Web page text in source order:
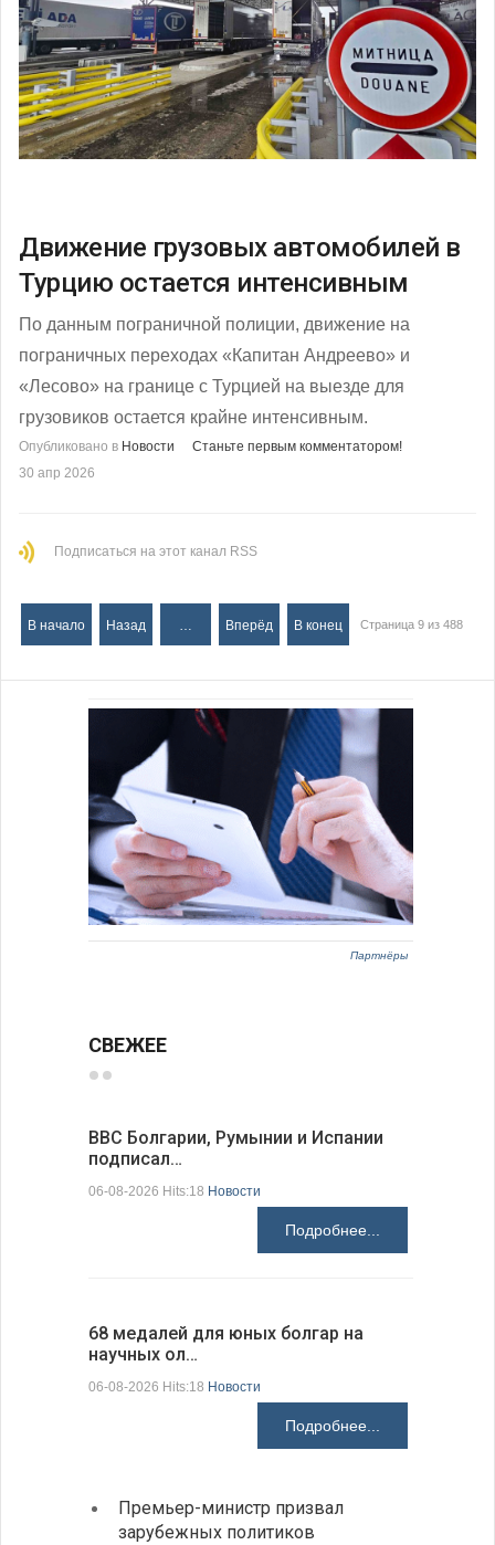
Движение грузовых автомобилей в
Турцию остается интенсивным
По данным пограничной полиции, движение на
пограничных переходах «Капитан Андреево» и
«Лесово» на границе с Турцией на выезде для
грузовиков остается крайне интенсивным.
Опубликовано в Новости
Станьте первым комментатором!
30 апр 2026
Подписаться на этот канал RSS
В начало Назад … Вперёд В конец Страница 9 из 488
Партнёры
СВЕЖЕЕ
ВВС Болгарии, Румынии и Испании
подписал…
06-08-2026 Hits:18 Новости
Подробнее...
68 медалей для юных болгар на
научных ол…
06-08-2026 Hits:18 Новости
Подробнее...
Премьер-министр призвал
зарубежных политиков